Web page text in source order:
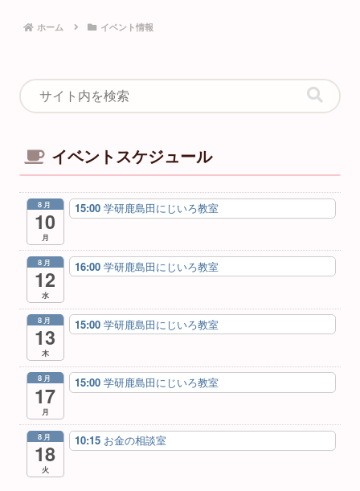
ホーム イベント情報
イベントスケジュール
8月
10
月
15:00 学研鹿島田にじいろ教室
8月
12
水
16:00 学研鹿島田にじいろ教室
8月
13
木
15:00 学研鹿島田にじいろ教室
8月
17
月
15:00 学研鹿島田にじいろ教室
8月
18
火
10:15 お金の相談室